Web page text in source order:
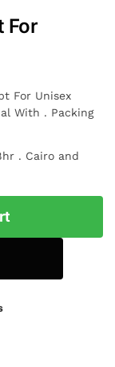
For
For Unisex
With . Packing
. Cairo and